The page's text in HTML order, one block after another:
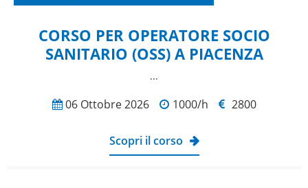
CORSO PER OPERATORE SOCIO
SANITARIO (OSS) A PIACENZA
...
06 Ottobre 2026 1000/h 2800
Scopri il corso